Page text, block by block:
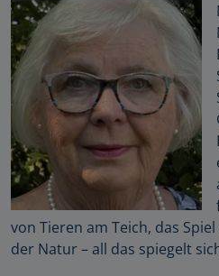
von Tieren am Teich, das
der Natur – all das spiegelt